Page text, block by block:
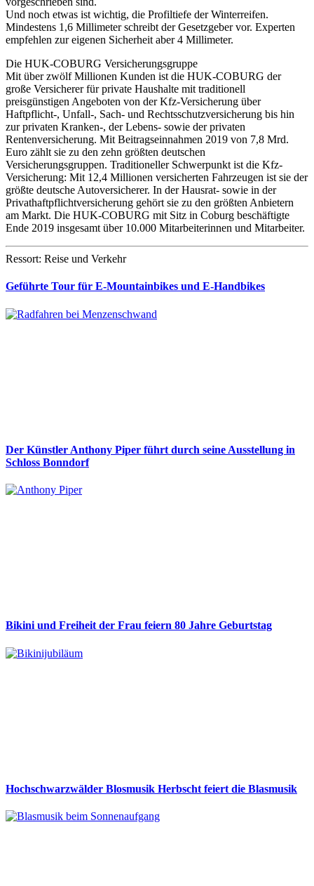
Und noch etwas ist wichtig, die Profiltiefe der Winterreifen.
Mindestens 1,6 Millimeter schreibt der Gesetzgeber vor. Experten
empfehlen zur eigenen Sicherheit aber 4 Millimeter.
Die HUK-COBURG Versicherungsgruppe
Mit über zwölf Millionen Kunden ist die HUK-COBURG der
große Versicherer für private Haushalte mit traditionell
preisgünstigen Angeboten von der Kfz-Versicherung über
Haftpflicht-, Unfall-, Sach- und Rechtsschutzversicherung bis hin
zur privaten Kranken-, der Lebens- sowie der privaten
Rentenversicherung. Mit Beitragseinnahmen 2019 von 7,8 Mrd.
Euro zählt sie zu den zehn größten deutschen
Versicherungsgruppen. Traditioneller Schwerpunkt ist die Kfz-
Versicherung: Mit 12,4 Millionen versicherten Fahrzeugen ist sie der
größte deutsche Autoversicherer. In der Hausrat- sowie in der
Privathaftpflichtversicherung gehört sie zu den größten Anbietern
am Markt. Die HUK-COBURG mit Sitz in Coburg beschäftigte
Ende 2019 insgesamt über 10.000 Mitarbeiterinnen und Mitarbeiter.
Ressort: Reise und Verkehr
Geführte Tour für E-Mountainbikes und E-Handbikes
Der Künstler Anthony Piper führt durch seine Ausstellung in
Schloss Bonndorf
Bikini und Freiheit der Frau feiern 80 Jahre Geburtstag
Hochschwarzwälder Blosmusik Herbscht feiert die Blasmusik